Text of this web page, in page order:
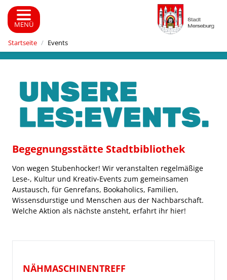
MENÜ
Startseite Events
Begegnungsstätte Stadtbibliothek
Von wegen Stubenhocker! Wir veranstalten regelmäßige
Lese-, Kultur und Kreativ-Events zum gemeinsamen
Austausch, für Genrefans, Bookaholics, Familien,
Wissensdurstige und Menschen aus der Nachbarschaft.
Welche Aktion als nächste ansteht, erfahrt ihr hier!
NÄHMASCHINENTREFF